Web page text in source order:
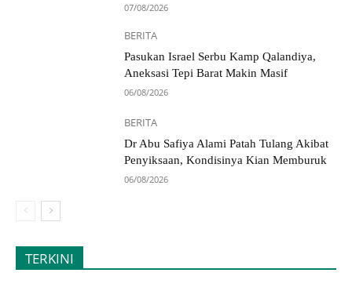
07/08/2026
BERITA
Pasukan Israel Serbu Kamp Qalandiya,
Aneksasi Tepi Barat Makin Masif
06/08/2026
BERITA
Dr Abu Safiya Alami Patah Tulang Akibat
Penyiksaan, Kondisinya Kian Memburuk
06/08/2026
TERKINI